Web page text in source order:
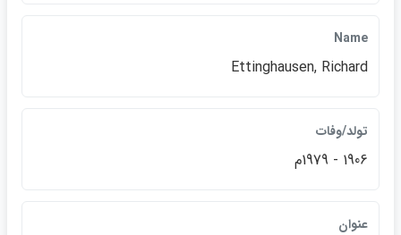
Name
Ettinghausen, Richard
تولد/وفات
1906 - 1979م
عنوان